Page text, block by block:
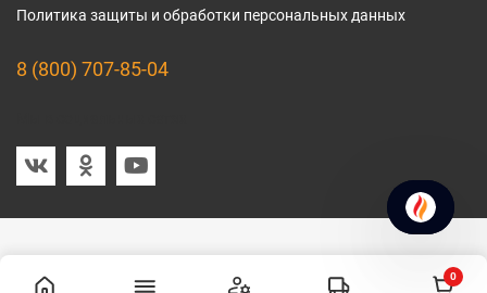
0
Политика защиты и обработки персональных данных
8 (800) 707-85-04